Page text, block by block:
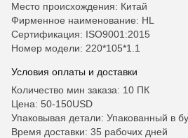
Место происхождения: Китай
Фирменное наименование: HL
Сертификация: ISO9001:2015
Номер модели: 220*105*1.1
Условия оплаты и доставки
Количество мин заказа: 10 ПК
Цена: 50-150USD
Упаковывая детали: Упакованный в
Время доставки: 35 рабочих дней